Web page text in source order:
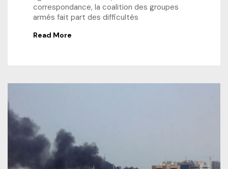
correspondance, la coalition des groupes
armés fait part des difficultés
Read More